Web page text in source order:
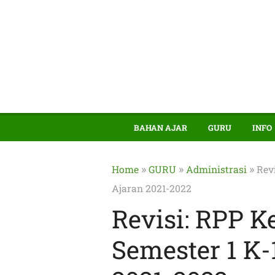
BAHAN AJAR GURU INFO
Home »GURU » Administrasi »
Ajaran 2021-2022
Revisi: RPP
Semester 1